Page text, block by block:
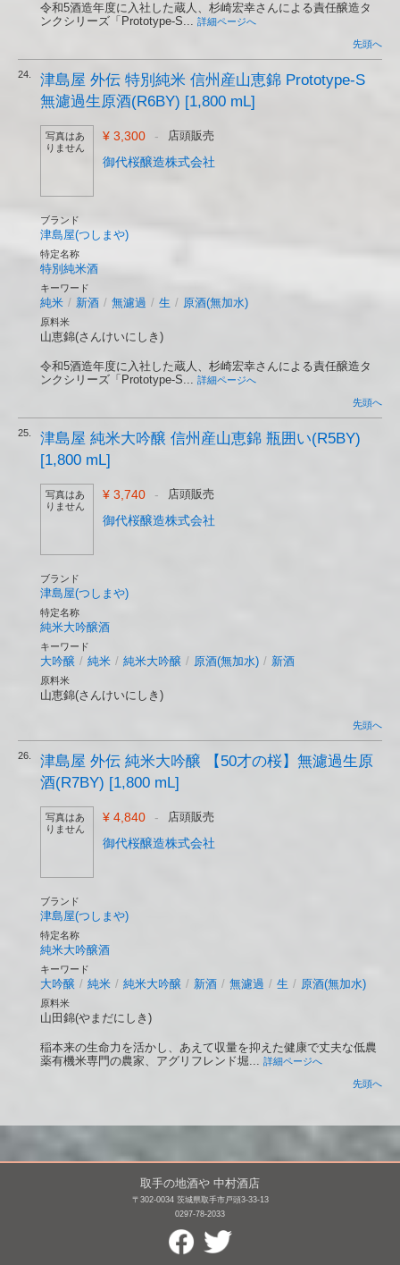
令和5酒造年度に入社した蔵人、杉崎宏幸さんによる責任醸造タ
ンクシリーズ「Prototype-S... 詳細ページへ
先頭へ
24.
津島屋 外伝 特別純米 信州産山恵錦 Prototype-S
無濾過生原酒(R6BY) [1,800 mL]
写真はあ
りません
¥ 3,300 - 店頭販売
御代桜醸造株式会社
ブランド
津島屋(つしまや)
特定名称
特別純米酒
キーワード
純米 / 新酒 / 無濾過 / 生 / 原酒(無加水)
原料米
山恵錦(さんけいにしき)
令和5酒造年度に入社した蔵人、杉崎宏幸さんによる責任醸造タ
ンクシリーズ「Prototype-S... 詳細ページへ
先頭へ
25.
津島屋 純米大吟醸 信州産山恵錦 瓶囲い(R5BY)
[1,800 mL]
写真はあ
りません
¥ 3,740 - 店頭販売
御代桜醸造株式会社
ブランド
津島屋(つしまや)
特定名称
純米大吟醸酒
キーワード
大吟醸 / 純米 / 純米大吟醸 / 原酒(無加水) / 新酒
原料米
山恵錦(さんけいにしき)
先頭へ
26.
津島屋 外伝 純米大吟醸 【50才の桜】無濾過生原
酒(R7BY) [1,800 mL]
写真はあ
りません
¥ 4,840 - 店頭販売
御代桜醸造株式会社
ブランド
津島屋(つしまや)
特定名称
純米大吟醸酒
キーワード
大吟醸 / 純米 / 純米大吟醸 / 新酒 / 無濾過 / 生 / 原酒(無加水)
原料米
山田錦(やまだにしき)
稲本来の生命力を活かし、あえて収量を抑えた健康で丈夫な低農
薬有機米専門の農家、アグリフレンド堀... 詳細ページへ
先頭へ
取手の地酒や 中村酒店
〒302-0034 茨城県取手市戸頭3-33-13
0297-78-2033